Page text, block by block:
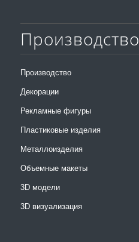
Производство
Производство
Декорации
Рекламные фигуры
Пластиковые изделия
Металлоизделия
Объемные макеты
3D модели
3D визуализация